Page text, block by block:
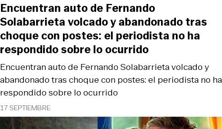
17 SEPTIEMBRE
Encuentran auto de Fernando Solabarrieta volcado y
abandonado tras choque con postes: el periodista no ha
respondido sobre lo ocurrido
Encuentran auto de Fernando
Solabarrieta volcado y abandonado tras
choque con postes: el periodista no ha
respondido sobre lo ocurrido